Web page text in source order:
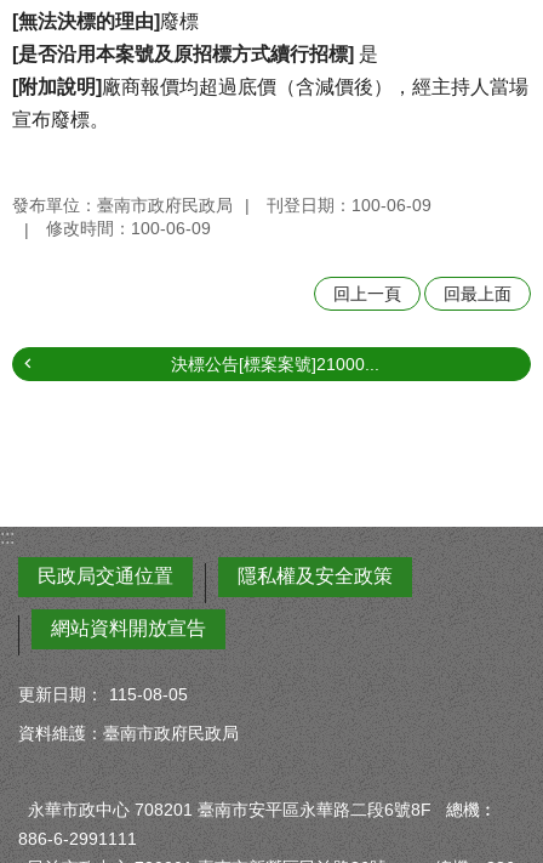
[無法決標的理由]廢標
[是否沿用本案號及原招標方式續行招標] 是
[附加說明]廠商報價均超過底價（含減價後），經主持人當場
宣布廢標。
發布單位：臺南市政府民政局
刊登日期：100-06-09
修改時間：100-06-09
回上一頁 回最上面
決標公告[標案案號]21000...
:::
民政局交通位置
隱私權及安全政策
網站資料開放宣告
更新日期：
115-08-05
資料維護：臺南市政府民政局
永華市政中心 708201 臺南市安平區永華路二段6號8F 總機︰
886-6-2991111